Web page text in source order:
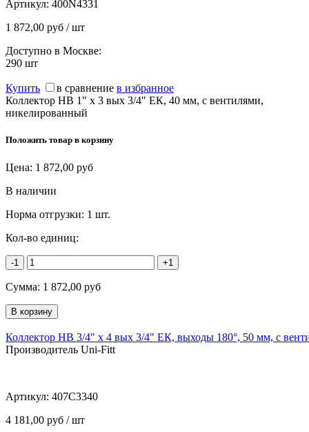
Артикул: 400N4331
1 872,00 руб / шт
Доступно в Москве:
290 шт
Купить в сравнение в избранное
Коллектор НВ 1" х 3 вых 3/4" ЕК, 40 мм, с вентилями,
никелированный
Положить товар в корзину
Цена: 1 872,00 руб
В наличии
Норма отгрузки: 1 шт.
Кол-во единиц:
-1 +1
Сумма: 1 872,00 руб
Коллектор НВ 3/4" х 4 вых 3/4" ЕК, выходы 180°, 50 мм, с
Производитель Uni-Fitt
Артикул: 407C3340
4 181,00 руб / шт